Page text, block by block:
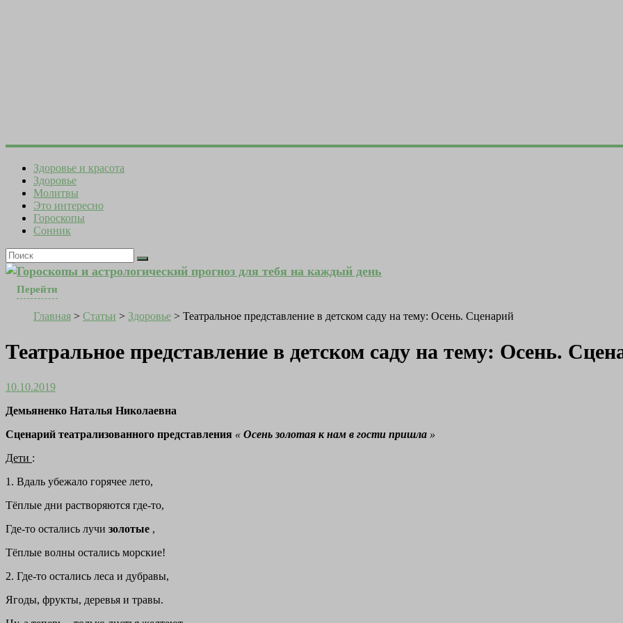
Здоровье и красота
Здоровье
Молитвы
Это интересно
Гороскопы
Сонник
Гороскопы и астрологический прогноз для тебя на каждый день
Перейти
Главная > Статьи > Здоровье > Театральное представление в детском саду на тему: Осень. Сценарий
Театральное представление в детском саду на тему: Осень.
10.10.2019
Демьяненко Наталья Николаевна
Сценарий театрализованного представления « Осень золотая к нам в гости пришла »
Дети :
1. Вдаль убежало горячее лето,
Тёплые дни растворяются где-то,
Где-то остались лучи золотые ,
Тёплые волны остались морские!
2. Где-то остались леса и дубравы,
Ягоды, фрукты, деревья и травы.